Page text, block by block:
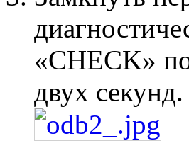
«CHECK»
двух секунд.